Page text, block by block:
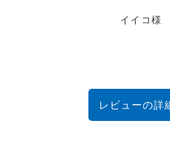
レビューの詳